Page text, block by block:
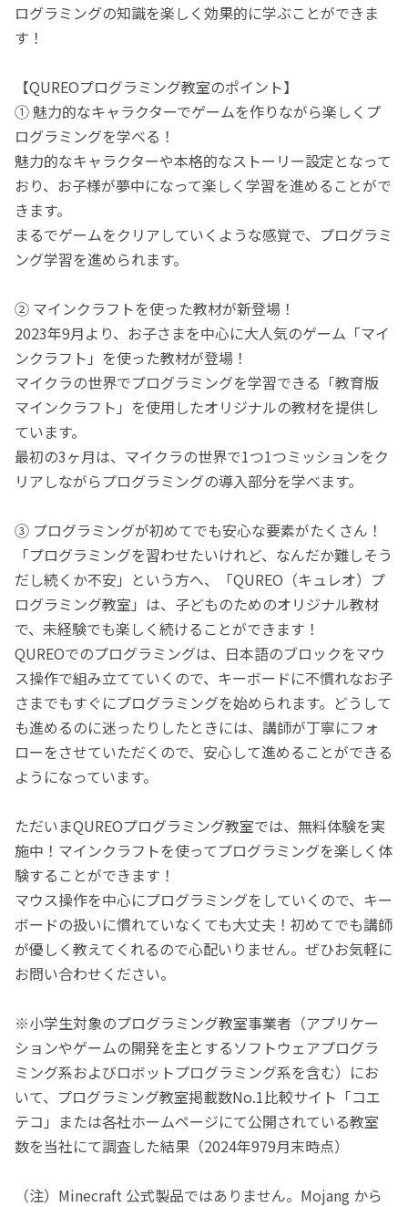
ログラミングの知識を楽しく効果的に学ぶことができま
す！
【QUREOプログラミング教室のポイント】
① 魅力的なキャラクターでゲームを作りながら楽しくプ
ログラミングを学べる！
魅力的なキャラクターや本格的なストーリー設定となって
おり、お子様が夢中になって楽しく学習を進めることがで
きます。
まるでゲームをクリアしていくような感覚で、プログラミ
ング学習を進められます。
② マインクラフトを使った教材が新登場！
2023年9月より、お子さまを中心に大人気のゲーム「マイ
ンクラフト」を使った教材が登場！
マイクラの世界でプログラミングを学習できる「教育版
マインクラフト」を使用したオリジナルの教材を提供し
ています。
最初の3ヶ月は、マイクラの世界で1つ1つミッションをク
リアしながらプログラミングの導入部分を学べます。
③ プログラミングが初めてでも安心な要素がたくさん！
「プログラミングを習わせたいけれど、なんだか難しそう
だし続くか不安」という方へ、「QUREO（キュレオ）プ
ログラミング教室」は、子どものためのオリジナル教材
で、未経験でも楽しく続けることができます！
QUREOでのプログラミングは、日本語のブロックをマウ
ス操作で組み立てていくので、キーボードに不慣れなお子
さまでもすぐにプログラミングを始められます。どうして
も進めるのに迷ったりしたときには、講師が丁寧にフォ
ローをさせていただくので、安心して進めることができる
ようになっています。
ただいまQUREOプログラミング教室では、無料体験を実
施中！マインクラフトを使ってプログラミングを楽しく体
験することができます！
マウス操作を中心にプログラミングをしていくので、キー
ボードの扱いに慣れていなくても大丈夫！初めてでも講師
が優しく教えてくれるので心配いりません。ぜひお気軽に
お問い合わせください。
※小学生対象のプログラミング教室事業者（アプリケー
ションやゲームの開発を主とするソフトウェアプログラ
ミング系およびロボットプログラミング系を含む）にお
いて、プログラミング教室掲載数No.1比較サイト「コエ
テコ」または各社ホームページにて公開されている教室
数を当社にて調査した結果（2024年979月末時点）
（注）Minecraft 公式製品ではありません。Mojang から